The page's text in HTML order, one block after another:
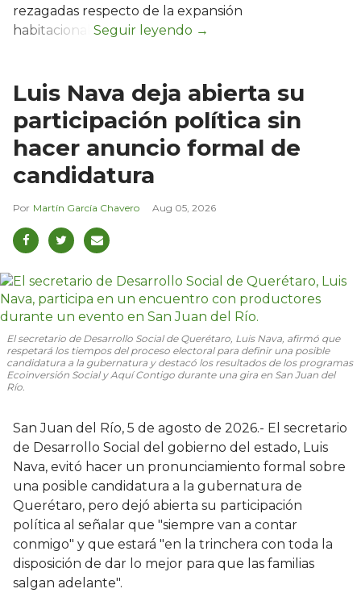
rezagadas respecto de la expansión
habitacional.
Luis Nava deja abierta su
participación política sin
hacer anuncio formal de
candidatura
Martín García Chavero Aug 05, 2026
El secretario de Desarrollo Social de Querétaro, Luis Nava, afirmó que
respetará los tiempos del proceso electoral para definir una posible
candidatura a la gubernatura y destacó los resultados de los programas
Ecoinversión Social y Aquí Contigo durante una gira en San Juan del
Río.
San Juan del Río, 5 de agosto de 2026.- El secretario
de Desarrollo Social del gobierno del estado, Luis
Nava, evitó hacer un pronunciamiento formal sobre
una posible candidatura a la gubernatura de
Querétaro, pero dejó abierta su participación
política al señalar que "siempre van a contar
conmigo" y que estará "en la trinchera con toda la
disposición de dar lo mejor para que las familias
salgan adelante".